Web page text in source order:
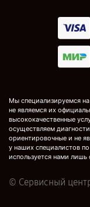
Мы специализируемся
не являемся их
высококачественные
осуществляем
ориентировочные и не
у наших специалистов
используется нами
© Сервисный